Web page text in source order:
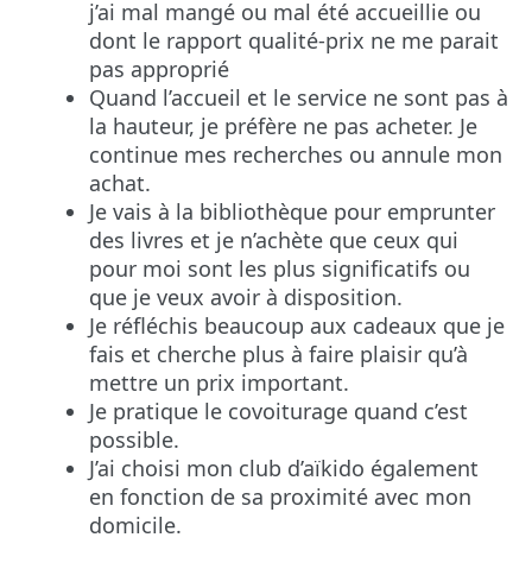
j’ai mal mangé ou mal été accueillie ou
dont le rapport qualité-prix ne me parait
pas approprié
Quand l’accueil et le service ne sont pas à
la hauteur, je préfère ne pas acheter. Je
continue mes recherches ou annule mon
achat.
Je vais à la bibliothèque pour emprunter
des livres et je n’achète que ceux qui
pour moi sont les plus significatifs ou
que je veux avoir à disposition.
Je réfléchis beaucoup aux cadeaux que je
fais et cherche plus à faire plaisir qu’à
mettre un prix important.
Je pratique le covoiturage quand c’est
possible.
J’ai choisi mon club d’aïkido également
en fonction de sa proximité avec mon
domicile.